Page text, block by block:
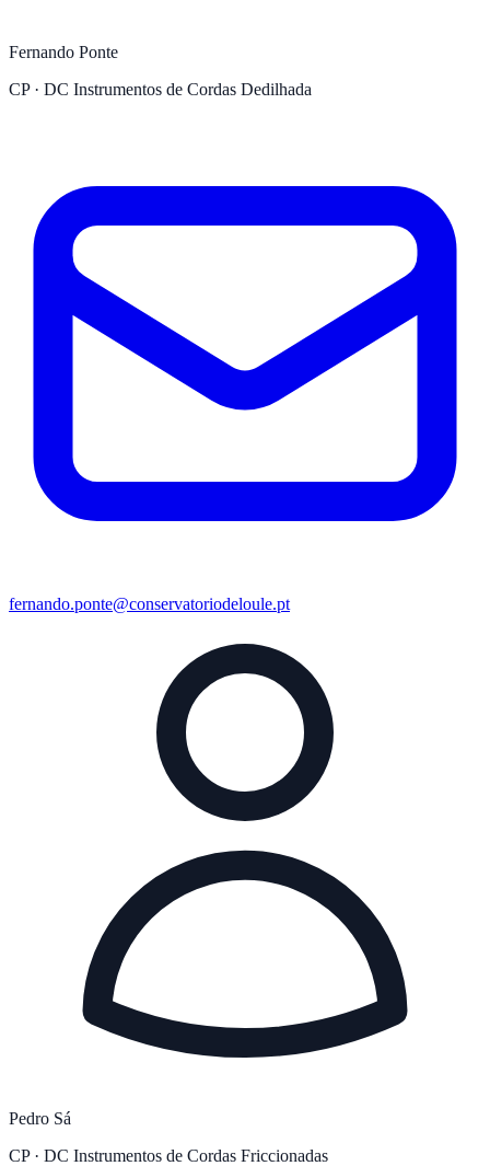
Fernando Ponte
CP · DC Instrumentos de Cordas Dedilhada
fernando.ponte@conservatoriodeloule.pt
Pedro Sá
CP · DC Instrumentos de Cordas Friccionadas